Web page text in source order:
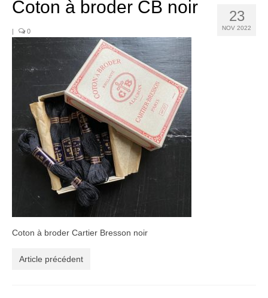
Déco
Mobilier
Vaisselle ancienne
Jouets anciens
Tissus
Patchwork
Mercerie
Dressing
Linge ancien
Ephemera
Créations
23
NOV 2022
Coton à broder CB noir
| 0
Coton à broder Cartier Bresson noir
Article précédent